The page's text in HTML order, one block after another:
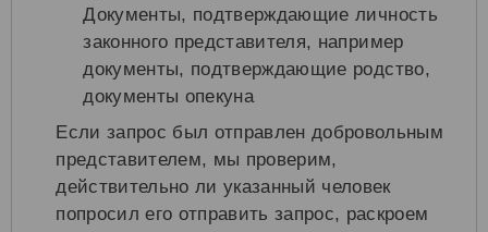
Документы, подтверждающие личность
законного представителя, например
документы, подтверждающие родство,
документы опекуна
Если запрос был отправлен добровольным
представителем, мы проверим,
действительно ли указанный человек
попросил его отправить запрос, раскроем